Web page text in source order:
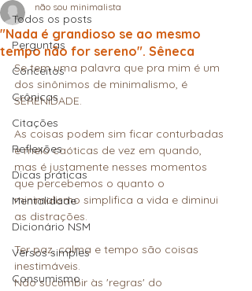
Todos os posts
Perguntas
Conceitos
Crônicas
Citações
Reflexões
Dicas práticas
Mentalidade
Dicionário NSM
Versos simples
Consumismo
"Nada é grandioso se ao mesmo
tempo não for sereno". Sêneca
não sou minimalista
Se tem uma palavra que pra mim é um
dos sinônimos de minimalismo, é
SERENIDADE.
As coisas podem sim ficar conturbadas
e meio caóticas de vez em quando,
mas é justamente nesses momentos
que percebemos o quanto o
minimalismo simplifica a vida e diminui
as distrações.
Ter paz, calma e tempo são coisas
inestimáveis.
Não sucumbir às 'regras' do